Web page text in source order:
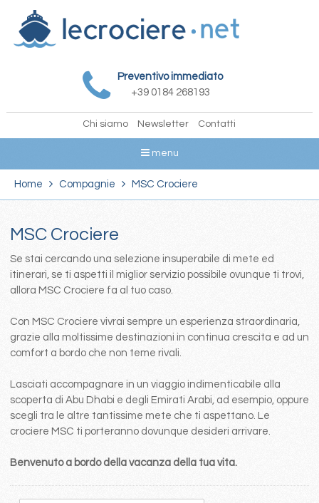
Preventivo immediato
+39 0184 268193
Chi siamo Newsletter Contatti
menu
Home Compagnie MSC Crociere
MSC Crociere
Se stai cercando una selezione insuperabile di mete ed
itinerari, se ti aspetti il miglior servizio possibile ovunque ti trovi,
allora MSC Crociere fa al tuo caso.
Con MSC Crociere vivrai sempre un esperienza straordinaria,
grazie alla moltissime destinazioni in continua crescita e ad un
comfort a bordo che non teme rivali.
Lasciati accompagnare in un viaggio indimenticabile alla
scoperta di Abu Dhabi e degli Emirati Arabi, ad esempio, oppure
scegli tra le altre tantissime mete che ti aspettano. Le
crociere MSC ti porteranno dovunque desideri arrivare.
Benvenuto a bordo della vacanza della tua vita.